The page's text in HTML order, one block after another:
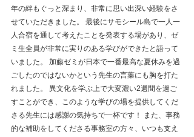
年の絆もぐっと深まり、非常に思い出深い経験をさ
せていただきました。 最後にサモシール島で一人一
人合宿を通して考えたことを発表する場があり、ゼ
ミ生全員が非常に実りのある学びができたと語って
いました。 加藤ゼミが日本で一番最高な夏休みを過
ごしたのではないかという先生の言葉にも胸を打た
れました。 異文化を学ぶ上で大変濃い2週間を過ご
すことができ、このような学びの場を提供してくだ
さる先生には感謝の気持ちで一杯です！ また、事務
的な補助をしてくださる事務室の方々、いつも支え